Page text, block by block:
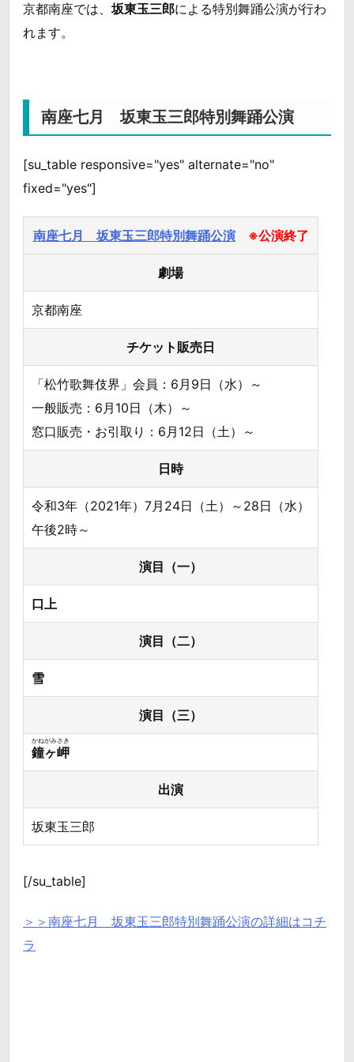
京都南座では、 坂東玉三郎による特別舞踊公演が行わ
れます。
南座七月 坂東玉三郎特別舞踊公演
[su_table responsive="yes" alternate="no"
fixed="yes"]
南座七月 坂東玉三郎特別舞踊公演 ※公演終了
劇場
京都南座
チケット販売日
「松竹歌舞伎界」会員：6月9日（水）～
一般販売：6月10日（木）～
窓口販売・お引取り：6月12日（土）～
日時
令和3年（2021年）7月24日（土）～28日（水）
午後2時～
演目（一）
口上
演目（二）
雪
演目（三）
鐘ヶ岬
かねがみさき
出演
坂東玉三郎
[/su_table]
＞＞南座七月 坂東玉三郎特別舞踊公演の詳細はコチ
ラ